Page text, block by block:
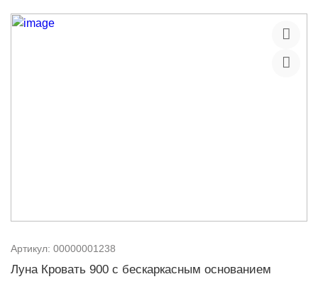
Артикул: 00000001238
Луна Кровать 900 с бескаркасным основанием